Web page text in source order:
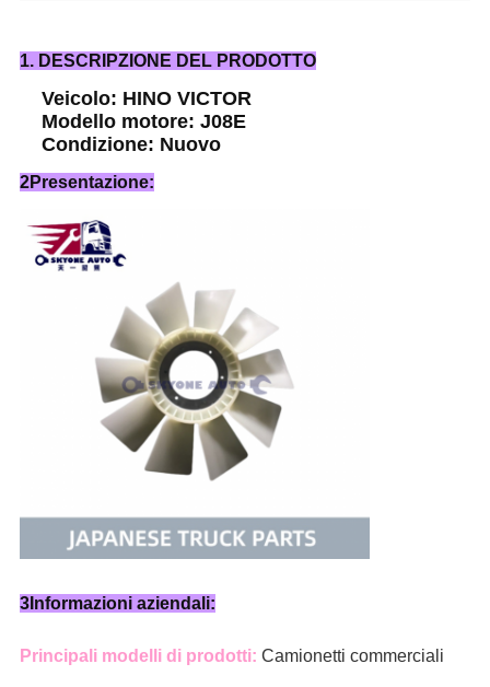
1. DESCRIPZIONE DEL PRODOTTO
Veicolo: HINO VICTOR
Modello motore: J08E
Condizione: Nuovo
2Presentazione:
3Informazioni aziendali:
Principali modelli di prodotti: Camionetti commerciali